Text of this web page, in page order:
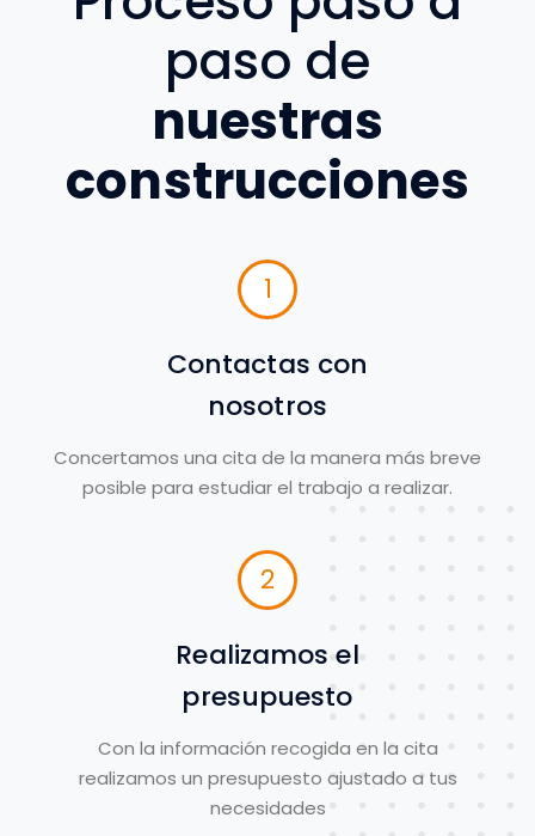
paso de
nuestras
construcciones
1
Contactas con
nosotros
Concertamos una cita de la manera más breve
posible para estudiar el trabajo a realizar.
2
Realizamos el
presupuesto
Con la información recogida en la cita
realizamos un presupuesto ajustado a tus
necesidades